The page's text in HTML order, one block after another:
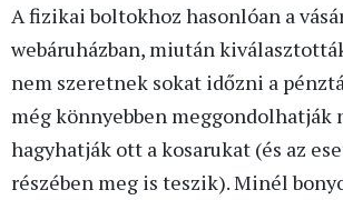
A fizikai boltokhoz hasonlóan a
webáruházban, miután
nem szeretnek sokat időzni a
még könnyebben meggondolhatják
hagyhatják ott a kosarukat (és az
részében meg is teszik). Minél